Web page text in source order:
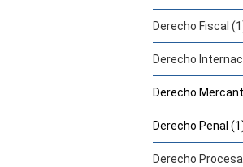
Derecho Fiscal
Derecho
Derecho
Derecho Penal
Derecho